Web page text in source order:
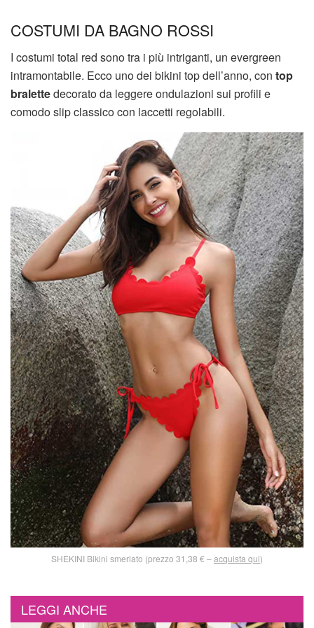
COSTUMI DA BAGNO ROSSI
I costumi total red sono tra i più intriganti, un evergreen
intramontabile. Ecco uno dei bikini top dell’anno, con top
bralettedecorato da leggere ondulazioni sui profili e
comodo slip classico con laccetti regolabili.
SHEKINI Bikini smerlato (prezzo 31,38 € –acquista qui)
LEGGI ANCHE